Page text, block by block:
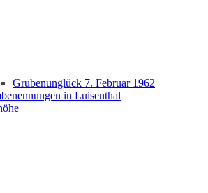
Grubenunglück 7. Februar 1962
in Luisenthal